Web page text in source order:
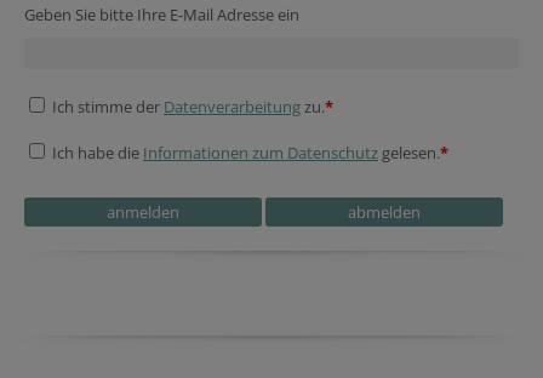
Geben Sie bitte Ihre E-Mail Adresse ein
Ich stimme der Datenverarbeitungzu.*
Ich habe die Informationen zum Datenschutz gelesen.*